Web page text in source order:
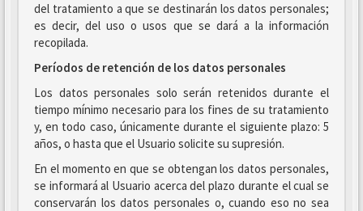
del tratamiento a que se destinarán los datos personales;
es decir, del uso o usos que se dará a la información
recopilada.
Períodos de retención de los datos personales
Los datos personales solo serán retenidos durante el
tiempo mínimo necesario para los fines de su tratamiento
y, en todo caso, únicamente durante el siguiente plazo: 5
años, o hasta que el Usuario solicite su supresión.
En el momento en que se obtengan los datos personales,
se informará al Usuario acerca del plazo durante el cual se
conservarán los datos personales o, cuando eso no sea